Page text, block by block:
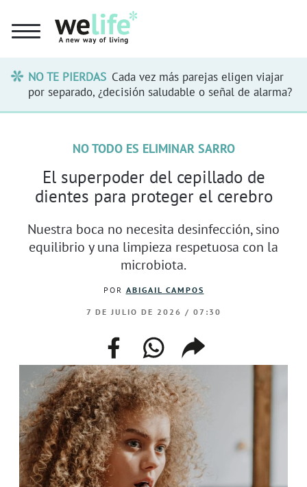
NO TE PIERDAS Cada vez más parejas eligen viajar
por separado, ¿decisión saludable o señal de alarma?
NO TODO ES ELIMINAR SARRO
El superpoder del cepillado de
dientes para proteger el cerebro
Nuestra boca no necesita desinfección, sino
equilibrio y una limpieza respetuosa con la
microbiota.
POR ABIGAIL CAMPOS
7 DE JULIO DE 2026 / 07:30
facebookwhatsappcompartir
enlace